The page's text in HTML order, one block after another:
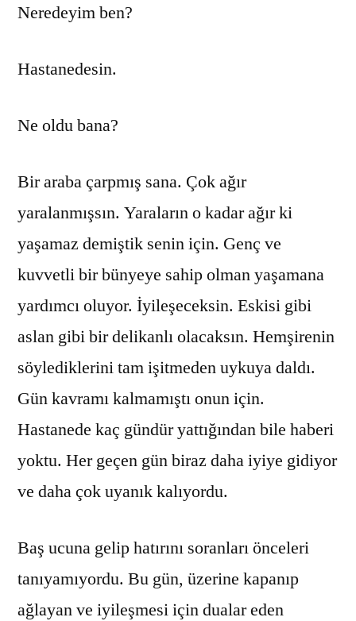
Neredeyim ben?
Hastanedesin.
Ne oldu bana?
Bir araba çarpmış sana. Çok ağır
yaralanmışsın. Yaraların o kadar ağır ki
yaşamaz demiştik senin için. Genç ve
kuvvetli bir bünyeye sahip olman yaşamana
yardımcı oluyor. İyileşeceksin. Eskisi gibi
aslan gibi bir delikanlı olacaksın. Hemşirenin
söylediklerini tam işitmeden uykuya daldı.
Gün kavramı kalmamıştı onun için.
Hastanede kaç gündür yattığından bile haberi
yoktu. Her geçen gün biraz daha iyiye gidiyor
ve daha çok uyanık kalıyordu.
Baş ucuna gelip hatırını soranları önceleri
tanıyamıyordu. Bu gün, üzerine kapanıp
ağlayan ve iyileşmesi için dualar eden